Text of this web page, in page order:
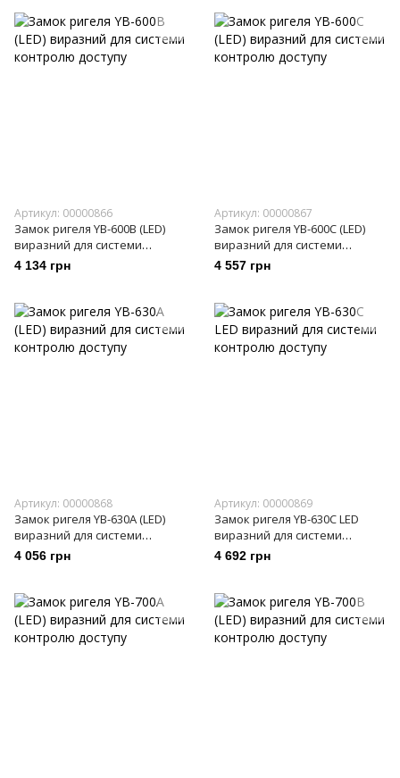
Артикул: 00000866
Замок ригеля YB-600B (LED)
виразний для системи
контролю доступу
4 134 грн
Артикул: 00000867
Замок ригеля YB-600C (LED)
виразний для системи
контролю доступу
4 557 грн
Артикул: 00000868
Замок ригеля YB-630A (LED)
виразний для системи
контролю доступу
4 056 грн
Артикул: 00000869
Замок ригеля YB-630C LED
виразний для системи
контролю доступу
4 692 грн